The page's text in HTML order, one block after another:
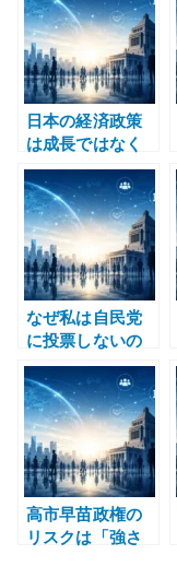
r
日本の経済政策
は成長ではなく
延命治療 – 産業
構造を変えない
政策の限界
なぜ私は自民党
に投票しないの
か – 政策以前に
政治文化を支持
できない
高市早苗政権の
リスクは「強さ